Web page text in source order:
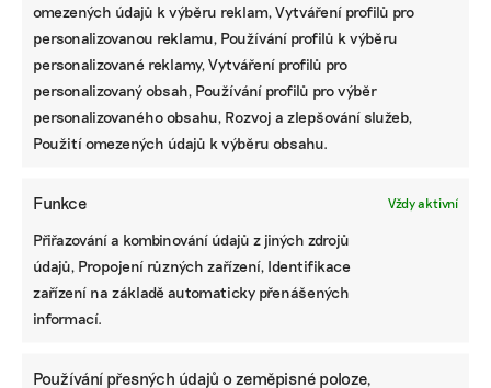
omezených údajů k výběru reklam, Vytváření profilů pro
personalizovanou reklamu, Používání profilů k výběru
personalizované reklamy, Vytváření profilů pro
personalizovaný obsah, Používání profilů pro výběr
personalizovaného obsahu, Rozvoj a zlepšování služeb,
Použití omezených údajů k výběru obsahu.
Funkce Vždy aktivní
Přiřazování a kombinování údajů z jiných zdrojů
údajů, Propojení různých zařízení, Identifikace
zařízení na základě automaticky přenášených
informací.
Používání přesných údajů o zeměpisné poloze,